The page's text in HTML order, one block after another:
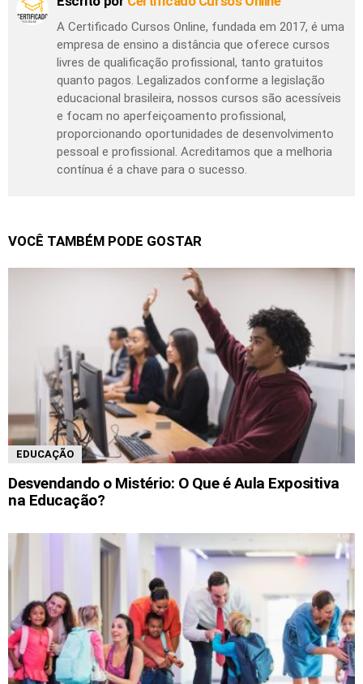
A Certificado Cursos Online, fundada em 2017, é uma
empresa de ensino a distância que oferece cursos
livres de qualificação profissional, tanto gratuitos
quanto pagos. Legalizados conforme a legislação
educacional brasileira, nossos cursos são acessíveis
e focam no aperfeiçoamento profissional,
proporcionando oportunidades de desenvolvimento
pessoal e profissional. Acreditamos que a melhoria
contínua é a chave para o sucesso.
VOCÊ TAMBÉM PODE GOSTAR
EDUCAÇÃO
Desvendando o Mistério: O Que é Aula Expositiva
na Educação?